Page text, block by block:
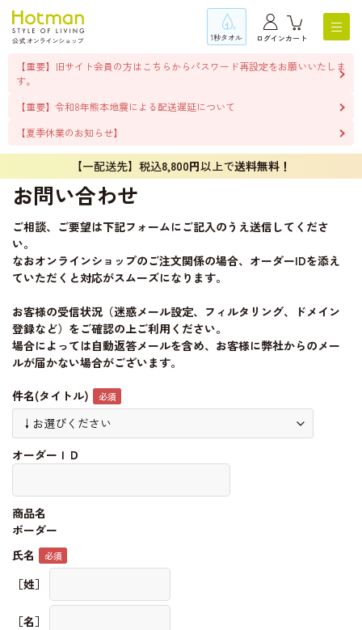
1秒タオル ログインカート
【重要】旧サイト会員の方はこちらからパスワード再設定をお願いいたしま
す。
【重要】令和8年熊本地震による配送遅延について
【夏季休業のお知らせ】
【一配送先】税込8,800円以上で送料無料！
お問い合わせ
ご相談、ご要望は下記フォームにご記入のうえ送信してくださ
い。
なおオンラインショップのご注文関係の場合、オーダーIDを添え
ていただくと対応がスムーズになります。
お客様の受信状況（迷惑メール設定、フィルタリング、ドメイン
登録など）をご確認の上ご利用ください。
場合によっては自動返答メールを含め、お客様に弊社からのメー
ルが届かない場合がございます。
件名(タイトル)
オーダーＩＤ
商品名
ボーダー
氏名
［姓］
［名］